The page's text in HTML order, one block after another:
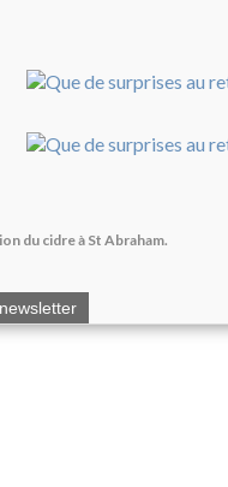
du cidre à St Abraham.